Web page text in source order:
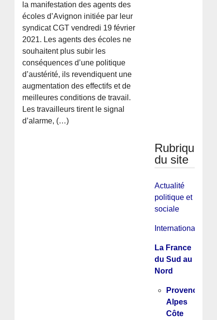
la manifestation des agents des
écoles d’Avignon initiée par leur
syndicat CGT vendredi 19 février
2021. Les agents des écoles ne
souhaitent plus subir les
conséquences d’une politique
d’austérité, ils revendiquent une
augmentation des effectifs et de
meilleures conditions de travail.
Les travailleurs tirent le signal
d’alarme, (…)
Rubriques
du site
Actualité
politique et
sociale
International
La France
du Sud au
Nord
Provence
Alpes
Côte